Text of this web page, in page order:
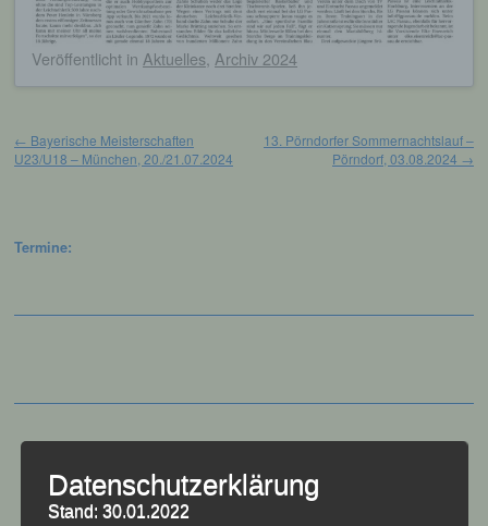
Veröffentlicht in Aktuelles Archiv 2024
← Bayerische Meisterschaften
U23/U18 – München, 20./21.07.2024
13. Pörndorfer Sommernachtslauf –
Pörndorf, 03.08.2024 →
Termine:
Datenschutzerklärung
Stand: 30.01.2022